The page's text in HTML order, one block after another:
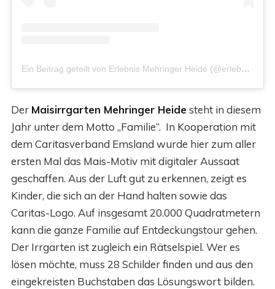
Ein Beitrag geteilt von Erlebnis Mehringer Heide (@erlebnis_mehringer_heide)
Der Maisirrgarten Mehringer Heidesteht in diesem
Jahr unter dem Motto „Familie“. In Kooperation mit
dem Caritasverband Emsland wurde hier zum aller
ersten Mal das Mais-Motiv mit digitaler Aussaat
geschaffen. Aus der Luft gut zu erkennen, zeigt es
Kinder, die sich an der Hand halten sowie das
Caritas-Logo. Auf insgesamt 20.000 Quadratmetern
kann die ganze Familie auf Entdeckungstour gehen.
Der Irrgarten ist zugleich ein Rätselspiel. Wer es
lösen möchte, muss 28 Schilder finden und aus den
eingekreisten Buchstaben das Lösungswort bilden.